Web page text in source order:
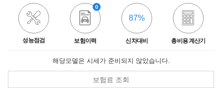
성능점검 보험이력
0
신차대비
87%
총비용 계산기
해당모델은 시세가 준비되지 않았습니다.
보험료 조회